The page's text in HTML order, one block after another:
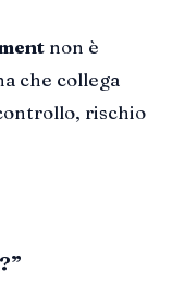
non è
che collega
rischio